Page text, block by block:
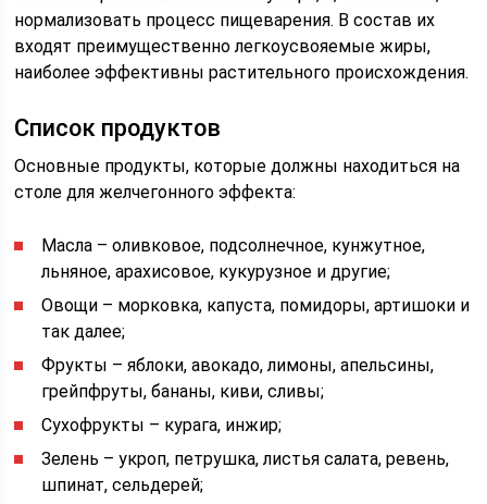
нормализовать процесс пищеварения. В состав их
входят преимущественно легкоусвояемые жиры,
наиболее эффективны растительного происхождения.
Список продуктов
Основные продукты, которые должны находиться на
столе для желчегонного эффекта:
Масла – оливковое, подсолнечное, кунжутное,
льняное, арахисовое, кукурузное и другие;
Овощи – морковка, капуста, помидоры, артишоки и
так далее;
Фрукты – яблоки, авокадо, лимоны, апельсины,
грейпфруты, бананы, киви, сливы;
Сухофрукты – курага, инжир;
Зелень – укроп, петрушка, листья салата, ревень,
шпинат, сельдерей;